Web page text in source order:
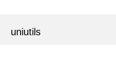
uniutils